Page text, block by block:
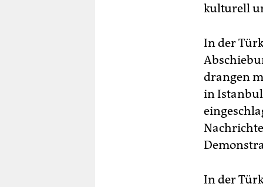
kulturell
In der
drangen
in Istanbul
In der